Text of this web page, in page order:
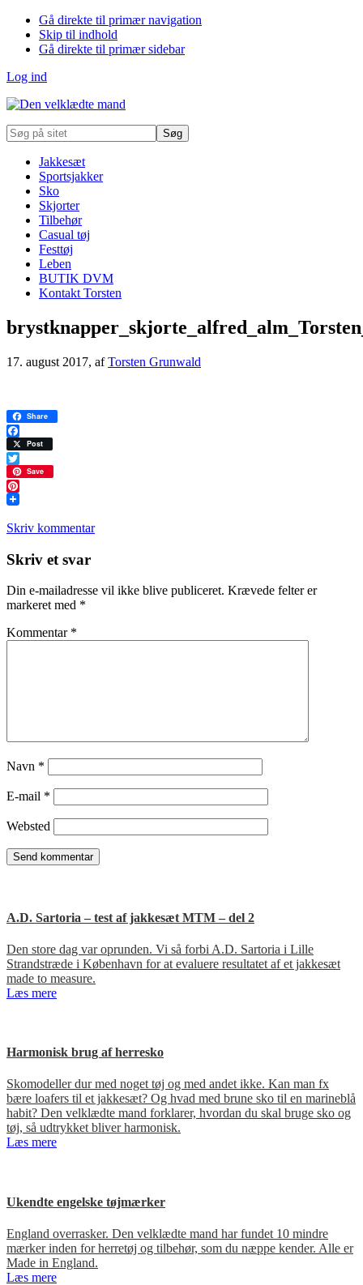
Gå direkte til primær navigation
Skip til indhold
Gå direkte til primær sidebar
Log ind
Søg
på
Jakkesæt
Sportsjakker
Sko
Skjorter
Tilbehør
Casual tøj
Festtøj
Leben
BUTIK DVM
Kontakt Torsten
17. august 2017, afTorsten Grunwald
Share
Facebook
Post
Twitter
Save
Pinterest
Skriv kommentar
Læserinteraktioner
Skriv et svar
Din e-mailadresse vil ikke blive publiceret. Krævede felter er
markeret med *
Kommentar *
Navn *
E-mail *
Websted
A.D. Sartoria – test af jakkesæt MTM – del 2
Den store dag var oprunden. Vi så forbi A.D. Sartoria i Lille
Strandstræde i København for at evaluere resultatet af et jakkesæt
made to measure.
Læs mere
Harmonisk brug af herresko
Skomodeller dur med noget tøj og med andet ikke. Kan man fx
bære loafers til et jakkesæt? Og hvad med brune sko til en marineblå
habit? Den velklædte mand forklarer, hvordan du skal bruge sko og
tøj, så udtrykket bliver harmonisk.
Læs mere
Ukendte engelske tøjmærker
England overrasker. Den velklædte mand har fundet 10 mindre
mærker inden for herretøj og tilbehør, som du næppe kender. Alle er
Made in England.
Læs mere